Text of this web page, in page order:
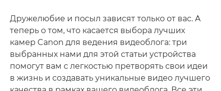
Дружелюбие и посыл зависят только от вас. А
теперь о том, что касается выбора лучших
камер Canon для ведения видеоблога: три
выбранных нами для этой статьи устройства
помогут вам с легкостью претворять свои идеи
в жизнь и создавать уникальные видео лучшего